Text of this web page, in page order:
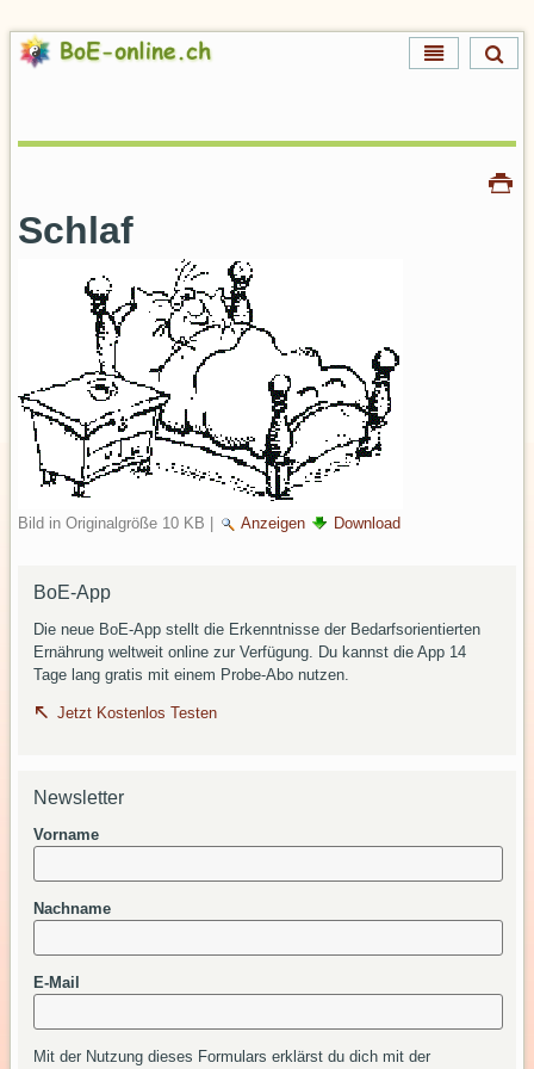
Direkt
Schlaf
Bild in Originalgröße 10 KB | Anzeigen Download
BoE-App
Die neue BoE-App stellt die Erkenntnisse der Bedarfsorientierten
Ernährung weltweit online zur Verfügung. Du kannst die App 14
Tage lang gratis mit einem Probe-Abo nutzen.
Jetzt Kostenlos Testen
Newsletter
Vorname
Nachname
E-Mail
Mit der Nutzung dieses Formulars erklärst du dich mit der